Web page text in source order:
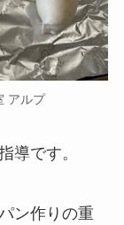
アルプ
導です。
ン作りの重